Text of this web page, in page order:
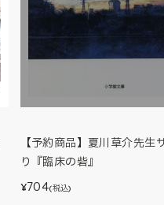
【予約商品】夏川草介先生
り『臨床の砦』
¥704(税込)